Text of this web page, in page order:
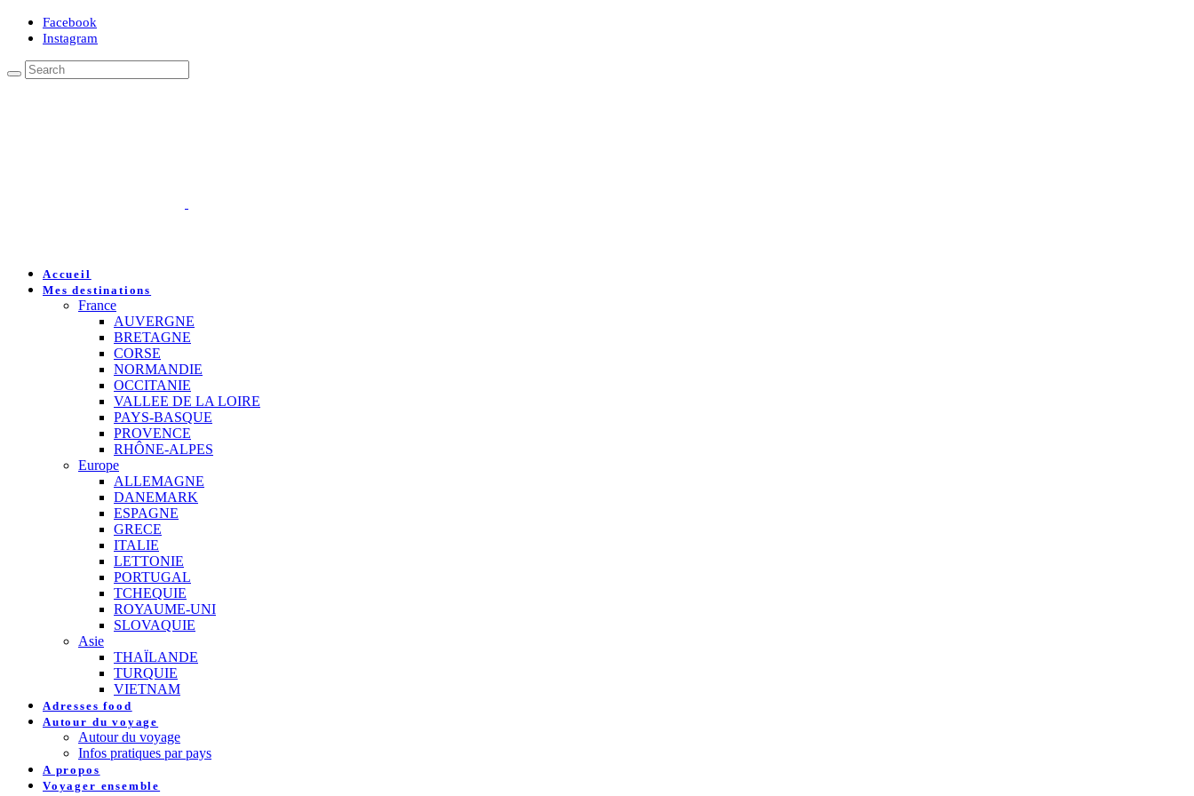
Facebook
Instagram
Accueil
Mes destinations
France
AUVERGNE
BRETAGNE
CORSE
NORMANDIE
OCCITANIE
VALLEE DE LA LOIRE
PAYS-BASQUE
PROVENCE
RHÔNE-ALPES
Europe
ALLEMAGNE
DANEMARK
ESPAGNE
GRECE
ITALIE
LETTONIE
PORTUGAL
TCHEQUIE
ROYAUME-UNI
SLOVAQUIE
Asie
THAÏLANDE
TURQUIE
VIETNAM
Adresses food
Autour du voyage
Autour du voyage
Infos pratiques par pays
A propos
Voyager ensemble